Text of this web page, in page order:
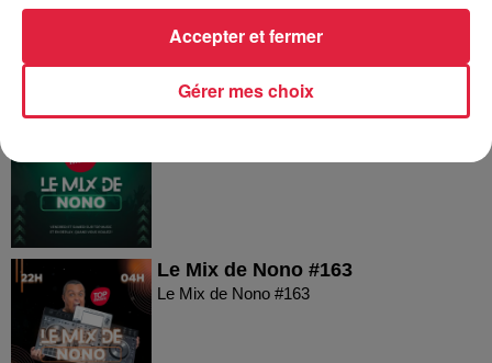
Le Mix de Nono #164
Le Mix de Nono #163
Le Mix de Nono #163
Gérer mes choix
Accepter et fermer